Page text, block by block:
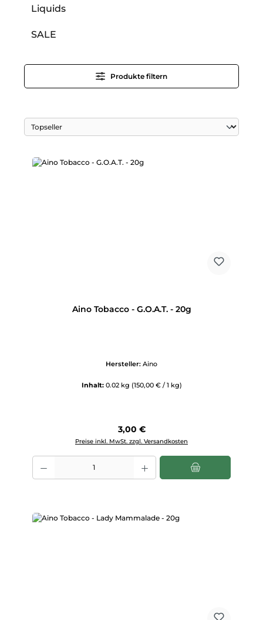
Liquids
SALE
Produkte filtern
Aino Tobacco - G.O.A.T. - 20g
Hersteller: Aino
Inhalt: 0.02 kg (150,00 € / 1 kg)
Regulärer Preis:
3,00 €
Preise inkl. MwSt. zzgl. Versandkosten
Produkt Anzahl: Gib den gewünschten Wert ein oder benutze die